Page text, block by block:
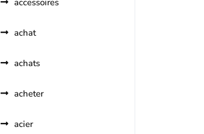
accessoires
achat
achats
acheter
acier